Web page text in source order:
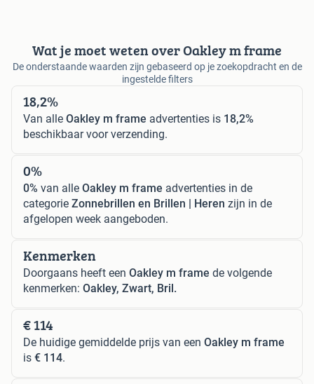
Wat je moet weten over Oakley m frame
De onderstaande waarden zijn gebaseerd op je zoekopdracht en de
ingestelde filters
18,2%
Van alle Oakley m frame advertenties is 18,2%
beschikbaar voor verzending.
0%
0% van alle Oakley m frame advertenties in de
categorie Zonnebrillen en Brillen | Heren zijn in de
afgelopen week aangeboden.
Kenmerken
Doorgaans heeft een Oakley m frame de volgende
kenmerken: Oakley, Zwart, Bril.
€ 114
De huidige gemiddelde prijs van een Oakley m frame
is € 114.